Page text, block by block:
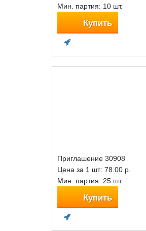
Мин. партия: 10 шт.
Купить
Приглашение 30908
Цена за 1 шт: 78.00 р.
Мин. партия: 25 шт.
Купить